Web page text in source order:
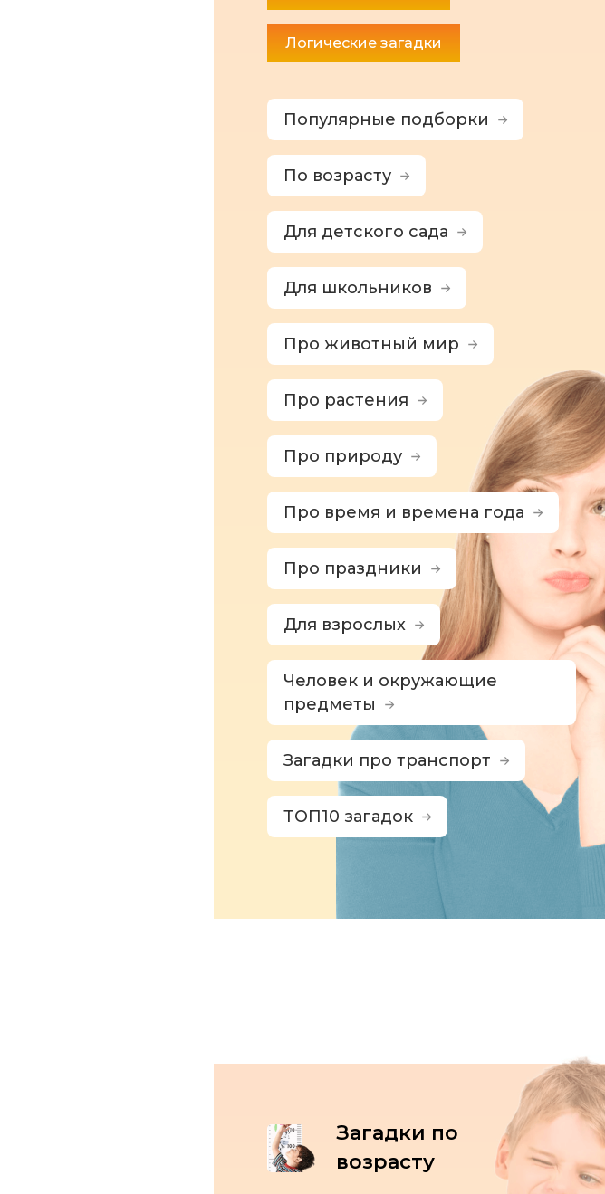
Логические загадки
Популярные подборки
По возрасту
Для детского сада
Для школьников
Про животный мир
Про растения
Про природу
Про время и времена года
Про праздники
Для взрослых
Человек и окружающие
предметы
Загадки про транспорт
ТОП10 загадок
Загадки по
возрасту